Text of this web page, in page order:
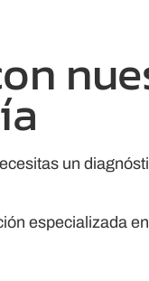
un
especializada